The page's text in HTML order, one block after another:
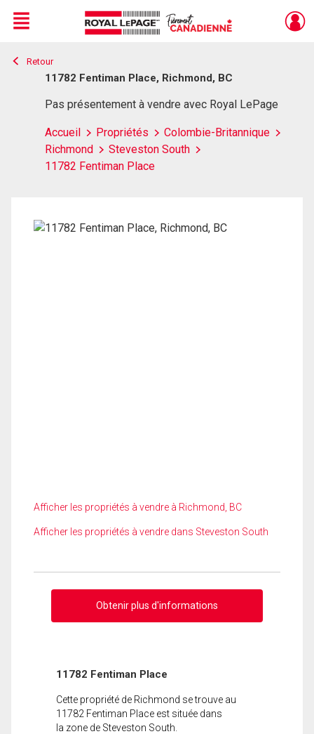
Live
En Direct
Menu
Retour
11782 Fentiman Place, Richmond, BC
Pas présentement à vendre avec Royal LePage
Accueil Propriétés
Colombie-Britannique
Richmond
Steveston South
11782 Fentiman Place
Afficher les propriétés à vendre à Richmond, BC
Afficher les propriétés à vendre dans Steveston South
Obtenir plus d'informations
11782 Fentiman Place
Cette propriété de Richmond se trouve au
11782 Fentiman Place est située dans
la zone de Steveston South.